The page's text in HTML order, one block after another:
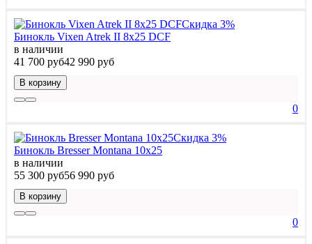
Скидка 3%
Бинокль Vixen Atrek II 8x25 DCF
в наличии
41 700 руб42 990 руб
В корзину
0
Скидка 3%
Бинокль Bresser Montana 10x25
в наличии
55 300 руб56 990 руб
В корзину
0